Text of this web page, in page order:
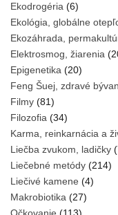
Ekodrogéria (6)
Ekológia, globálne
Ekozáhrada,
Elektrosmog, žiarenia
Epigenetika (20)
Feng Šuej, zdravé
Filmy (81)
Filozofia (34)
Karma, reinkarnácia a
Liečba zvukom, ladičky
Liečebné metódy (214)
Liečivé kamene (4)
Makrobiotika (27)